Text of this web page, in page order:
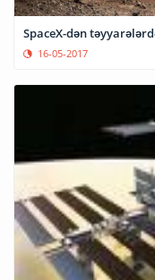
SpaceX-dən
16-05-2017